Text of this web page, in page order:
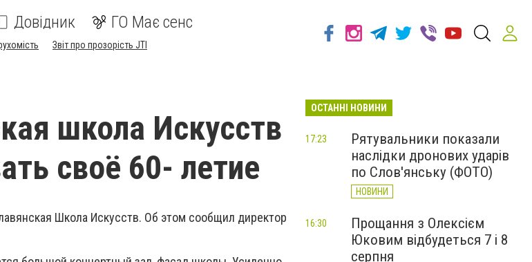
Довідник ГО Має сенс
Звіт про прозорість JTI
школа Искусств
своё 60- летие
Школа Искусств. Об этом сообщил директор
ОСТАННІ НОВИНИ
Рятувальники показали
наслідки дронових ударів
по Слов'янську (ФОТО)
НОВИНИ
17:23
Прощання з Олексієм
Юковим відбудеться 7 і 8
серпня
16:30